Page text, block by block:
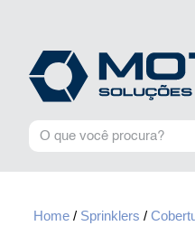
Home/ Sprinklers /